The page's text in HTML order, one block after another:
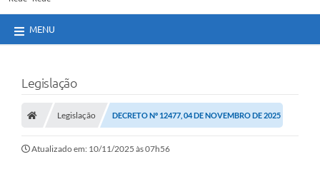
MENU
Legislação
Legislação DECRETO Nº 12477, 04 DE NOVEMBRO DE 2025
Atualizado em: 10/11/2025 às 07h56